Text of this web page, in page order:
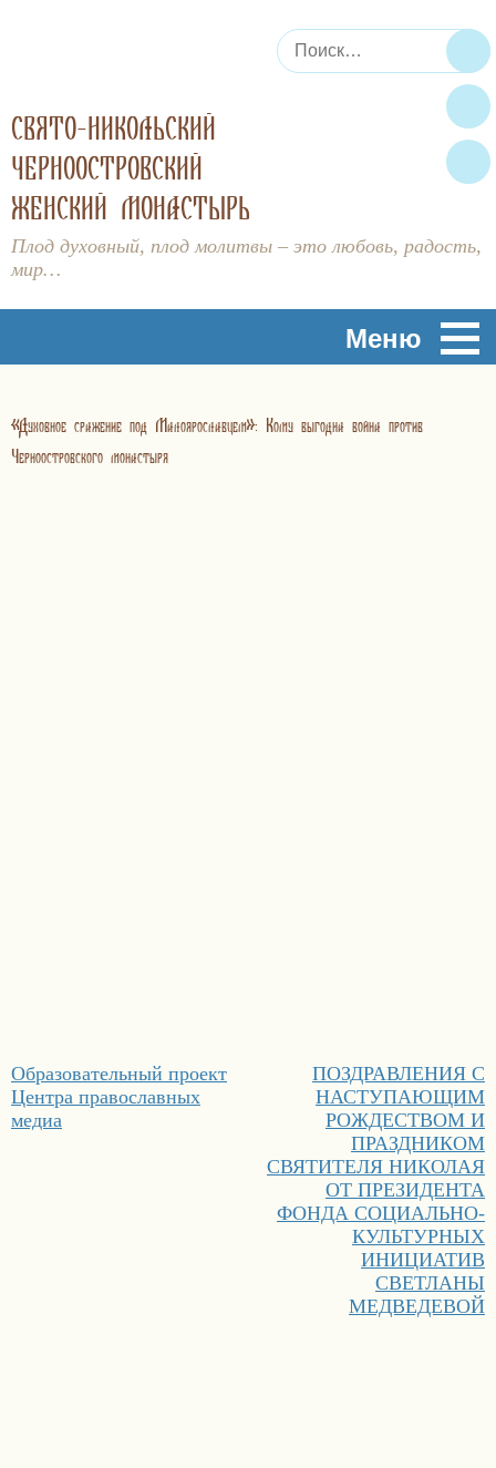
СВЯТО-НИКОЛЬСКИЙ
ЧЕРНООСТРОВСКИЙ
ЖЕНСКИЙ МОНАСТЫРЬ
Плод духовный, плод молитвы – это любовь, радость,
мир…
Искать:
Меню
«Духовное сражение под Малоярославцем»: Кому выгодна война против
Черноостровского монастыря
Навигация
по
записям
Предыдущая
запись:
Образовательный проект
Центра православных
медиа
Следующая
запись:
ПОЗДРАВЛЕНИЯ С
НАСТУПАЮЩИМ
РОЖДЕСТВОМ И
ПРАЗДНИКОМ
СВЯТИТЕЛЯ НИКОЛАЯ
ОТ ПРЕЗИДЕНТА
ФОНДА СОЦИАЛЬНО-
КУЛЬТУРНЫХ
ИНИЦИАТИВ
СВЕТЛАНЫ
МЕДВЕДЕВОЙ